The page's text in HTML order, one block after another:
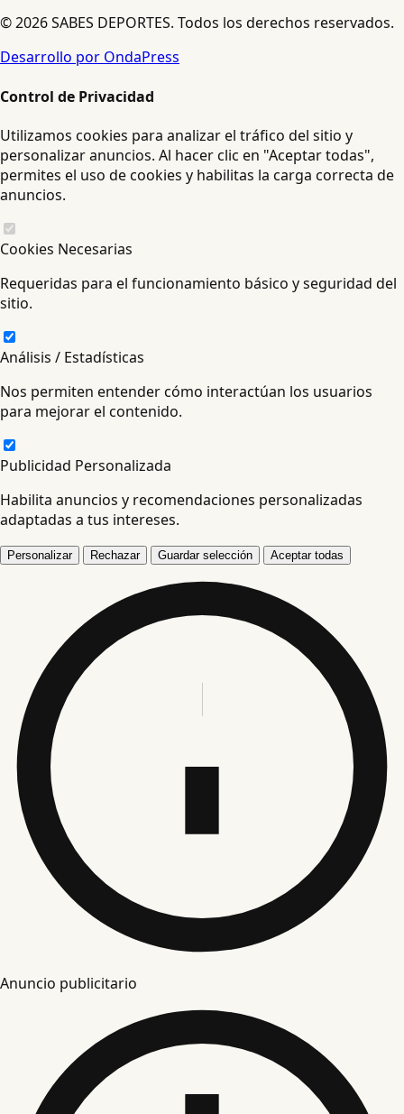
© 2026 SABES DEPORTES. Todos los derechos reservados.
Desarrollo por OndaPress
Control de Privacidad
Utilizamos cookies para analizar el tráfico del sitio y
personalizar anuncios. Al hacer clic en "Aceptar todas",
permites el uso de cookies y habilitas la carga correcta de
anuncios.
Cookies Necesarias
Requeridas para el funcionamiento básico y seguridad del
sitio.
Análisis / Estadísticas
Nos permiten entender cómo interactúan los usuarios
para mejorar el contenido.
Publicidad Personalizada
Habilita anuncios y recomendaciones personalizadas
adaptadas a tus intereses.
Personalizar Rechazar Guardar selección Aceptar todas
Anuncio publicitario